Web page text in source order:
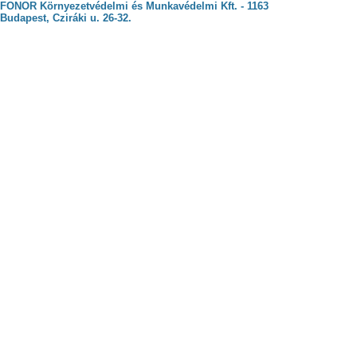
FONOR Környezetvédelmi és Munkavédelmi Kft. - 1163
Budapest, Cziráki u. 26-32.